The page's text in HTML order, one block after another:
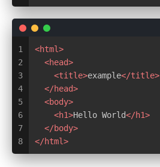
1
2
3
4
5
6
7
8
<html>
<head>
<title>example</title>
</head>
<body>
<h1>Hello World</h1>
</body>
</html>